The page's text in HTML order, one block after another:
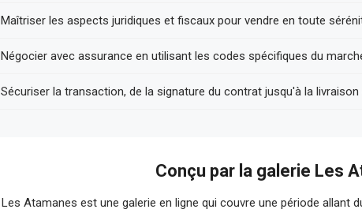
Maîtriser les aspects juridiques et fiscaux pour vendre en toute
Négocier avec assurance en utilisant les codes spécifiques du
Sécuriser la transaction, de la signature du contrat jusqu'à la
Conçu par la galerie Les
Les Atamanes est une galerie en ligne qui couvre une période allant